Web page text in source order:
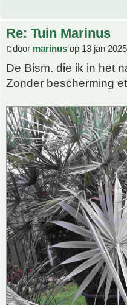
Re: Tuin Marinus
door marinus op 13 jan
De Bism. die ik in het
Zonder bescherming